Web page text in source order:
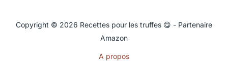
Copyright © 2026 Recettes pour les truffes 😋 - Partenaire
Amazon
A propos